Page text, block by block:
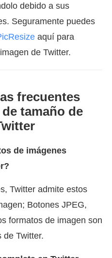
debido a sus
Seguramente puedes
aquí para
de Twitter.
frecuentes
tamaño de
de imágenes
Twitter admite estos
Botones JPEG,
formatos de imagen son
de Twitter.